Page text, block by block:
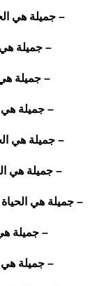
– جميلة هي
– جميلة هي
– جميلة
– جميلة هي
– جميلة هي
– جميلة هي
– جميلة هي
– جميلة
– جميلة هي